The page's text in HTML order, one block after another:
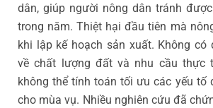
dân, giúp người nông dân tránh
trong năm. Thiệt hại đầu tiên mà
khi lập kế hoạch sản xuất. Không có
về chất lượng đất và nhu cầu thực
không thể tính toán tối ưu các yếu tố
cho mùa vụ. Nhiều nghiên cứu đã